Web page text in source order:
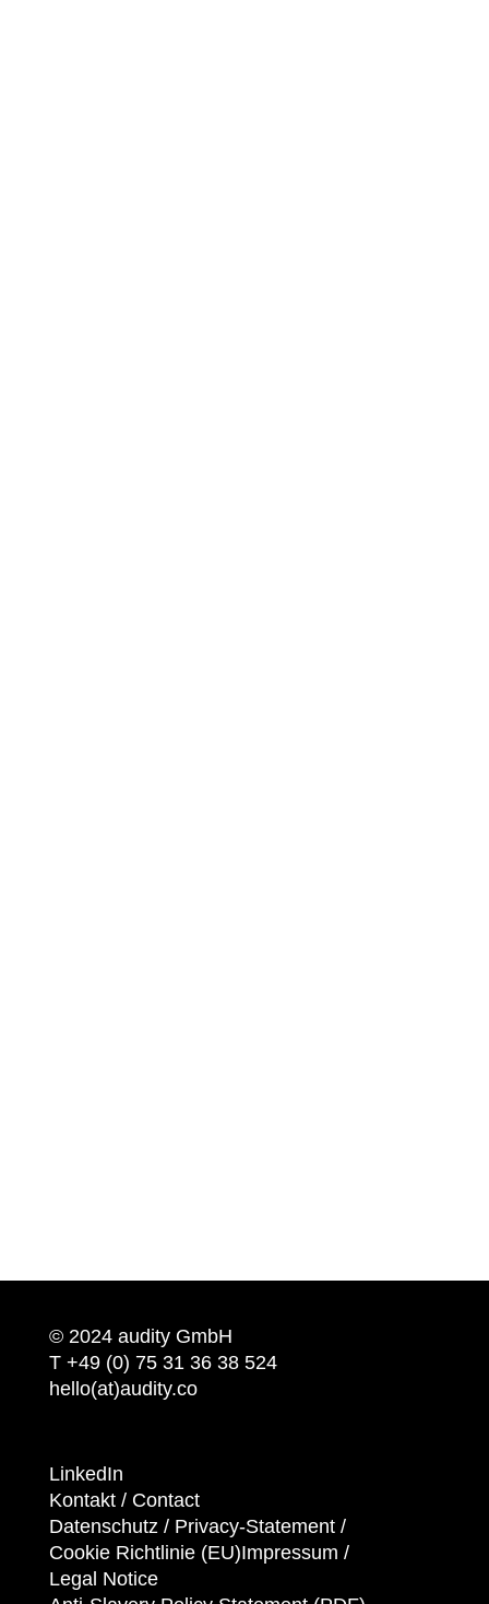
© 2024 audity GmbH
T +49 (0) 75 31 36 38 524
hello(at)audity.co
LinkedIn
Kontakt / Contact
Datenschutz / Privacy-Statement /
Cookie Richtlinie (EU)Impressum /
Legal Notice